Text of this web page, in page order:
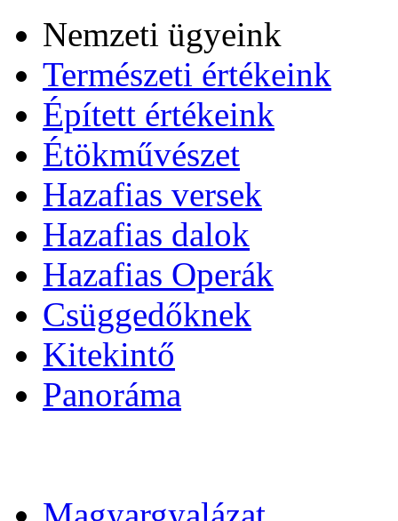
Nemzeti ügyeink
Természeti értékeink
Épített értékeink
Étökművészet
Hazafias versek
Hazafias dalok
Hazafias Operák
Csüggedőknek
Kitekintő
Panoráma